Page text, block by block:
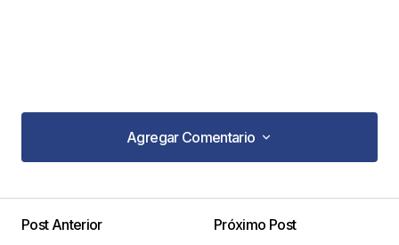
Agregar Comentario
Agregar Comentario
Post Anterior
Próximo Post